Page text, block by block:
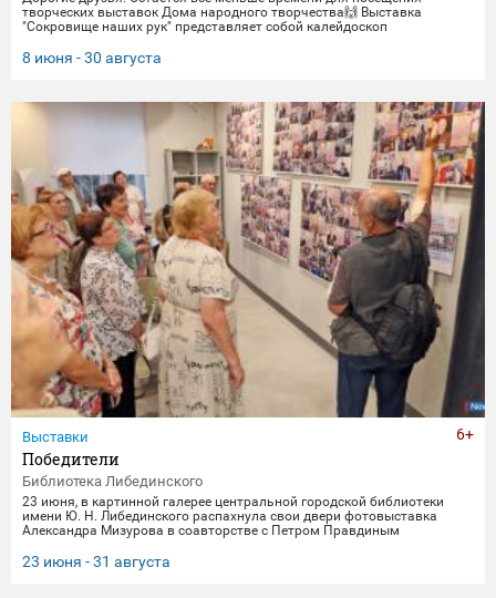
творческих выставок Дома народного творчества🙌 Выставка
"Сокровище наших рук" представляет собой калейдоскоп
выполнены мастерами и профессионалами своего дела -
сотрудниками Дома народного творчества. Посетить выставку
8 июня - 30 августа
Выставки
Победители
Библиотека Либединского
23 июня, в картинной галерее центральной городской библиотеки
имени Ю. Н. Либединского распахнула свои двери фотовыставка
Александра Мизурова в соавторстве с Петром Правдиным
"Дирижабль" в праздничные майские дни). 250 фотографий - и за
каждым кадром 40 лет неустанной работы мастера, 40 лет трепетного
23 июня - 31 августа
6+